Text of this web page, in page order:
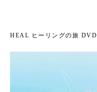
HEAL ヒーリングの旅 DVD